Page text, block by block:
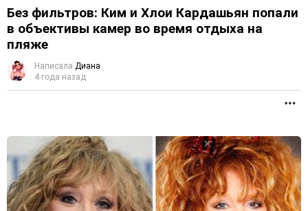
Без фильтров: Ким и Хлои Кардашьян попали
в объективы камер во время отдыха на
пляже
Написала Диана
4 года назад